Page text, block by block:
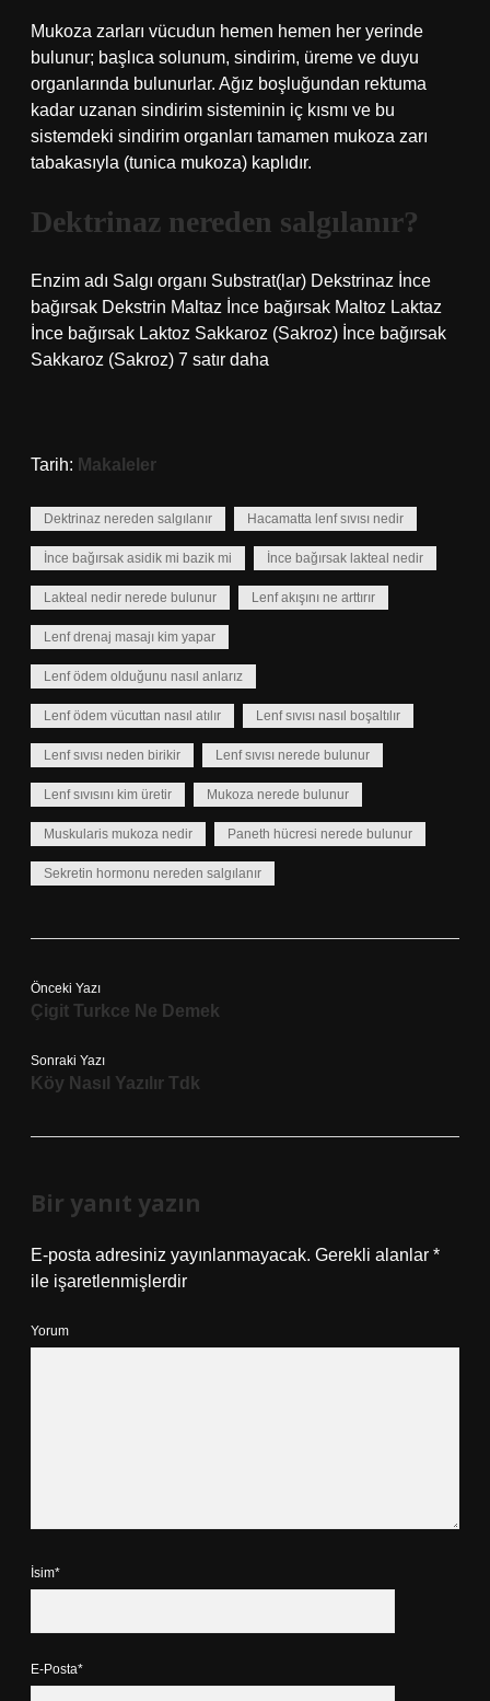
Mukoza zarları vücudun hemen hemen her yerinde
bulunur; başlıca solunum, sindirim, üreme ve duyu
organlarında bulunurlar. Ağız boşluğundan rektuma
kadar uzanan sindirim sisteminin iç kısmı ve bu
sistemdeki sindirim organları tamamen mukoza zarı
tabakasıyla (tunica mukoza) kaplıdır.
Dektrinaz nereden salgılanır?
Enzim adı Salgı organı Substrat(lar) Dekstrinaz İnce
bağırsak Dekstrin Maltaz İnce bağırsak Maltoz Laktaz
İnce bağırsak Laktoz Sakkaroz (Sakroz) İnce bağırsak
Sakkaroz (Sakroz) 7 satır daha
Tarih: Makaleler
Dektrinaz nereden salgılanır Hacamatta lenf sıvısı nedir
İnce bağırsak asidik mi bazik mi İnce bağırsak lakteal nedir
Lakteal nedir nerede bulunur Lenf akışını ne arttırır
Lenf drenaj masajı kim yapar
Lenf ödem olduğunu nasıl anlarız
Lenf ödem vücuttan nasıl atılır Lenf sıvısı nasıl boşaltılır
Lenf sıvısı neden birikir Lenf sıvısı nerede bulunur
Lenf sıvısını kim üretir Mukoza nerede bulunur
Muskularis mukoza nedir Paneth hücresi nerede bulunur
Sekretin hormonu nereden salgılanır
Önceki Yazı
Çigit Turkce Ne Demek
Sonraki Yazı
Köy Nasıl Yazılır Tdk
Bir yanıt yazın
E-posta adresiniz yayınlanmayacak. Gerekli alanlar *
ile işaretlenmişlerdir
Yorum
İsim*
E-Posta*